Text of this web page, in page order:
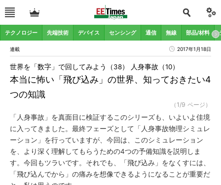
テクノロジー 先端技術 デバイス センシング 通信 無線 部品/材料
連載 2017年1月18日
本当に怖い「飛び込み」の世界、知っておきたい4
つの知識
世界を「数字」で回してみよう（38） 人身事故（10）
（1/9 ページ）
「人身事故」を真面目に検証するこのシリーズも、いよいよ佳境
に入ってきました。最終フェーズとして「人身事故物理シミュレ
ーション」を行っていますが、今回は、このシミュレーション
を、より深く理解してもらうための4つの予備知識を説明しま
す。今回もツラいです。それでも、「飛び込み」をなくすには、
「飛び込んでから」の痛みを想像できるようになることが重要だ